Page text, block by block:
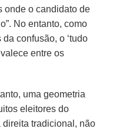
onde o candidato de
No entanto, como
da confusão, o ‘tudo
entre os
uma geometria
eleitores do
direita tradicional, não